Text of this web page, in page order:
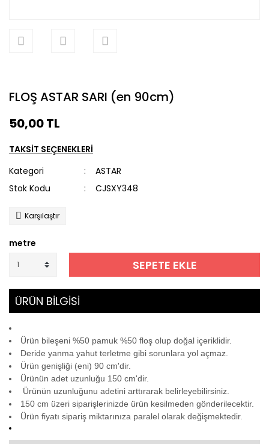
FLOŞ ASTAR SARI (en 90cm)
50,00 TL
TAKSİT SEÇENEKLERİ
Kategori
ASTAR
Stok Kodu
CJSXY348
Karşılaştır
metre
SEPETE EKLE
ÜRÜN BİLGİSİ
Ürün bileşeni %50 pamuk %50 floş olup doğal içeriklidir.
Deride yanma yahut terletme gibi sorunlara yol açmaz.
Ürün genişliği (eni) 90 cm'dir.
Ürünün adet uzunluğu 150 cm'dir.
Ürünün uzunluğunu adetini arttırarak belirleyebilirsiniz.
150 cm üzeri siparişlerinizde ürün kesilmeden gönderilecektir.
Ürün fiyatı sipariş miktarınıza paralel olarak değişmektedir.